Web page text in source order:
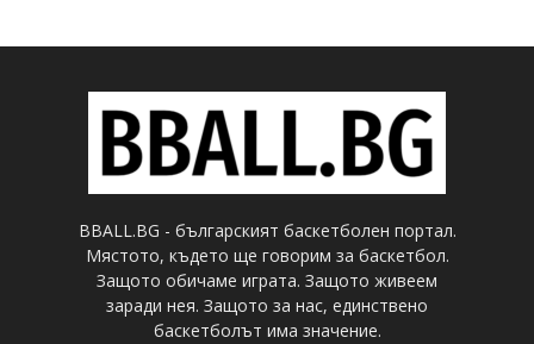
BBALL.BG - българският баскетболен портал.
Мястото, където ще говорим за баскетбол.
Защото обичаме играта. Защото живеем
заради нея. Защото за нас, единствено
баскетболът има значение.